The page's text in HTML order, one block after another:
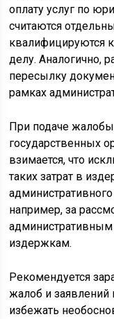
оплату услуг по
считаются
квалифицируются
делу. Аналогично,
пересылку
рамках
При подаче
государственных
взимается, что
таких затрат в
например, за
издержкам.
Рекомендуется
жалоб и заявлений
избежать